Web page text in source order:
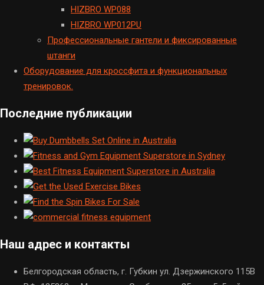
HIZBRO WP088
HIZBRO WP012PU
Профессиональные гантели и фиксированные
штанги
Оборудование для кроссфита и функциональных
тренировок.
Последние публикации
Наш адрес и контакты
Белгородская область, г. Губкин ул. Дзержинского 115В